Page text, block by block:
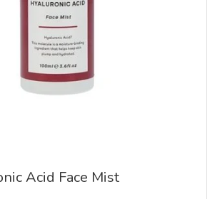
Acid Face Mist